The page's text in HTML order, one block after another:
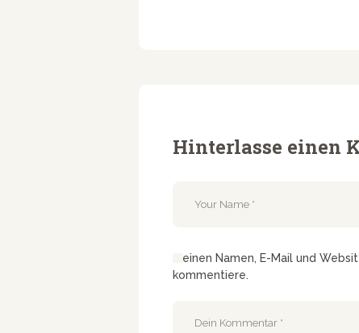
Hinterlasse einen
Meinen Namen, E-Mail und
kommentiere.